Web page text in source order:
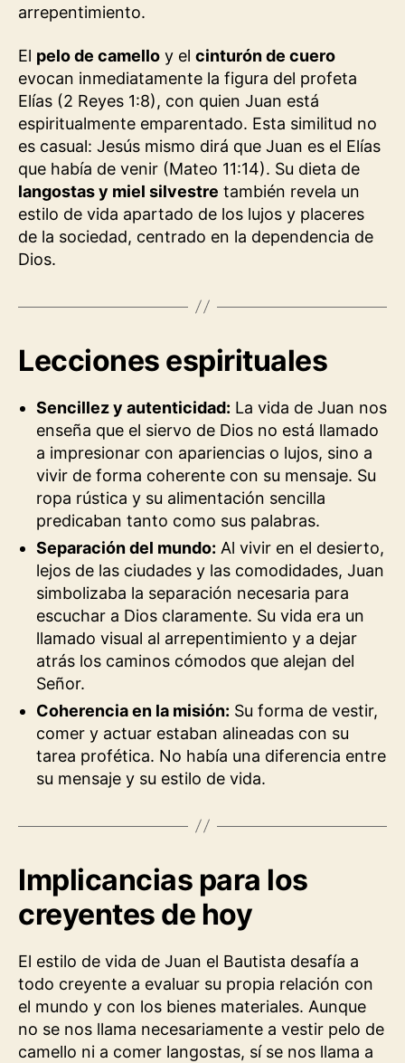
arrepentimiento.
El pelo de camello y el cinturón de cuero
evocan inmediatamente la figura del profeta
Elías (2 Reyes 1:8), con quien Juan está
espiritualmente emparentado. Esta similitud no
es casual: Jesús mismo dirá que Juan es el Elías
que había de venir (Mateo 11:14). Su dieta de
langostas y miel silvestre también revela un
estilo de vida apartado de los lujos y placeres
de la sociedad, centrado en la dependencia de
Dios.
Lecciones espirituales
Sencillez y autenticidad: La vida de Juan nos
enseña que el siervo de Dios no está llamado
a impresionar con apariencias o lujos, sino a
vivir de forma coherente con su mensaje. Su
ropa rústica y su alimentación sencilla
predicaban tanto como sus palabras.
Separación del mundo: Al vivir en el desierto,
lejos de las ciudades y las comodidades, Juan
simbolizaba la separación necesaria para
escuchar a Dios claramente. Su vida era un
llamado visual al arrepentimiento y a dejar
atrás los caminos cómodos que alejan del
Señor.
Coherencia en la misión: Su forma de vestir,
comer y actuar estaban alineadas con su
tarea profética. No había una diferencia entre
su mensaje y su estilo de vida.
Implicancias para los
creyentes de hoy
El estilo de vida de Juan el Bautista desafía a
todo creyente a evaluar su propia relación con
el mundo y con los bienes materiales. Aunque
no se nos llama necesariamente a vestir pelo de
camello ni a comer langostas, sí se nos llama a